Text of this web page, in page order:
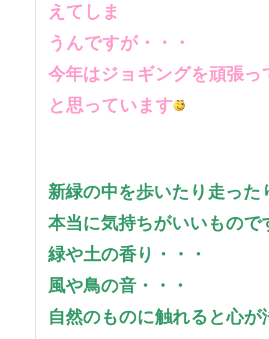
えてしま
うんですが・・・
今年はジョギングを頑張っ
と思っています
新緑の中を歩いたり走った
本当に気持ちがいいもので
緑や土の香り・・・
風や鳥の音・・・
自然のものに触れると心